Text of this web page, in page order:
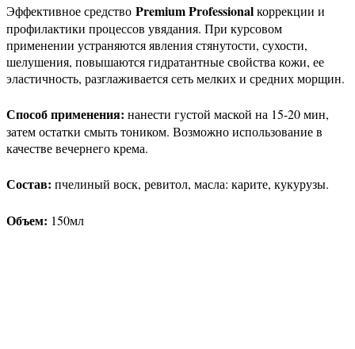
Эффективное средство Premium Professionalкоррекции и
профилактики процессов увядания. При курсовом
применении устраняются явления стянутости, сухости,
шелушения, повышаются гидратантные свойства кожи, ее
эластичность, разглаживается сеть мелких и средних морщин.
Способприменения: нанести густой маской на 15-20 мин,
затем остатки смыть тоником. Возможно использование в
качестве вечернего крема.
Состав: пчелиный воск, ревитол, масла: карите, кукурузы.
Объем: 150мл